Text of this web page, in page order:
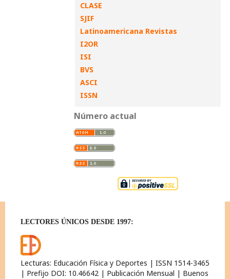
CLASE
SJIF
Latinoamericana Revistas
I2OR
ISI
BVS
ASCI
ISSN
Número actual
LECTORES ÚNICOS DESDE 1997:
Lecturas: Educación Física y Deportes | ISSN 1514-3465
| Prefijo DOI: 10.46642 | Publicación Mensual | Buenos